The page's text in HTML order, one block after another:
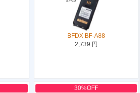
BFDX BF-A88
2,739 円
30%OFF